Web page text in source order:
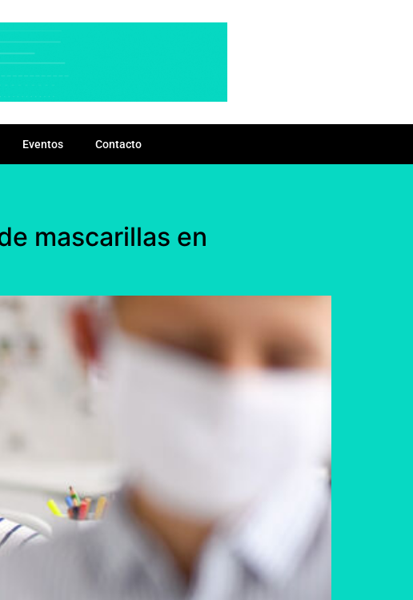
Eventos Contacto
mascarillas en